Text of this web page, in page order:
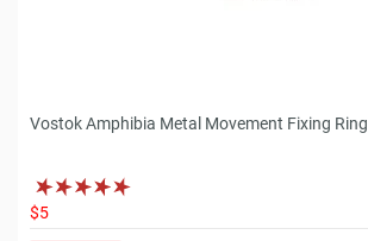
Vostok Amphibia Metal Movement Fixing Ring
$5